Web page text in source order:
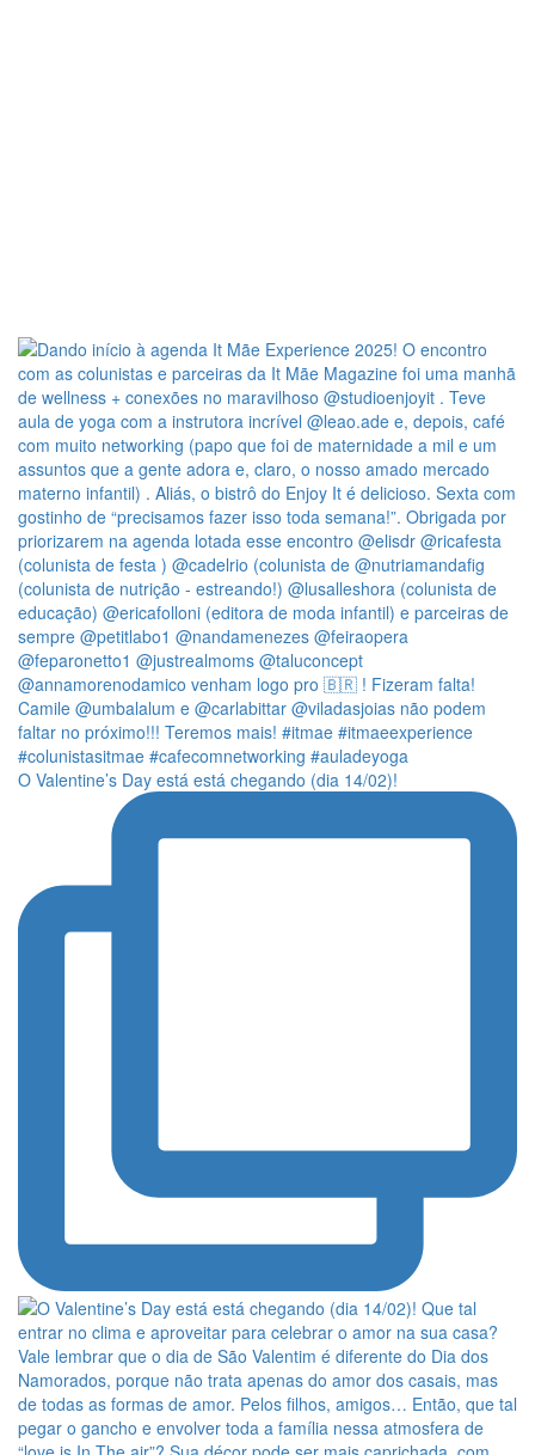
O Valentine’s Day está está chegando (dia 14/02)!